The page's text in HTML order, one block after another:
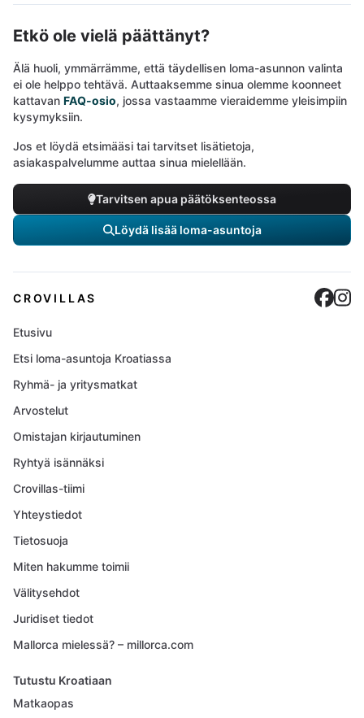
Etkö ole vielä päättänyt?
Älä huoli, ymmärrämme, että täydellisen loma-asunnon valinta
ei ole helppo tehtävä. Auttaaksemme sinua olemme koonneet
kattavan FAQ-osio, jossa vastaamme vieraidemme yleisimpiin
kysymyksiin.
Jos et löydä etsimääsi tai tarvitset lisätietoja,
asiakaspalvelumme auttaa sinua mielellään.
Tarvitsen apua päätöksenteossa
Löydä lisää loma-asuntoja
CROVILLAS
Etusivu
Etsi loma-asuntoja Kroatiassa
Ryhmä- ja yritysmatkat
Arvostelut
Omistajan kirjautuminen
Ryhtyä isännäksi
Crovillas-tiimi
Yhteystiedot
Tietosuoja
Miten hakumme toimii
Välitysehdot
Juridiset tiedot
Mallorca mielessä? – millorca.com
Tutustu Kroatiaan
Matkaopas